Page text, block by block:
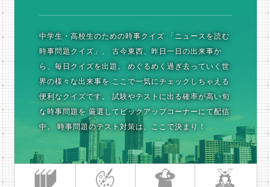
中学生・高校生のための時事クイズ 「ニュースを読む
時事問題クイズ」。
古今東西、昨日一日の出来事か
ら、毎日クイズを出題。
めぐるめく過ぎ去っていく世
界の様々な出来事を ここで一気にチェックしちゃえる
便利なクイズです。
試験やテストに出る確率が高い旬
な時事問題を 厳選してピックアップコーナーにて配信
中。
時事問題のテスト対策は、ここで決まり！